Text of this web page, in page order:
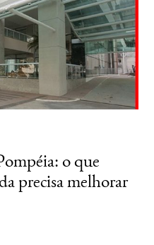
o que
precisa melhorar